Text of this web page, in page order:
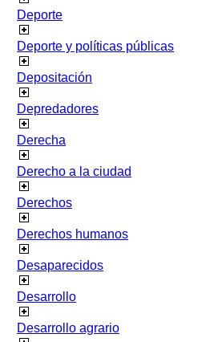
Deporte
Deporte y políticas públicas
Depositación
Depredadores
Derecha
Derecho a la ciudad
Derechos
Derechos humanos
Desaparecidos
Desarrollo
Desarrollo agrario